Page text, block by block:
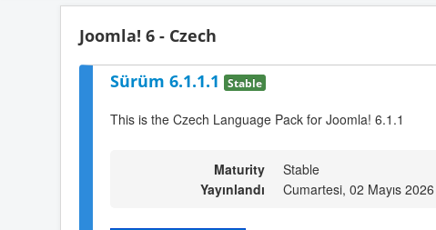
Joomla! 6 - Czech
Sürüm 6.1.1.1 Stable
This is the Czech Language Pack for Joomla! 6.1.1
Maturity
Stable
Yayınlandı
Cumartesi, 02 Mayıs